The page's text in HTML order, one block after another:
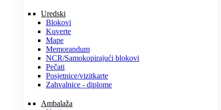
Uredski
Blokovi
Kuverte
Mape
Memorandum
NCR/Samokopirajući blokovi
Pečati
Posjetnice/vizitkarte
Zahvalnice - diplome
Ambalaža